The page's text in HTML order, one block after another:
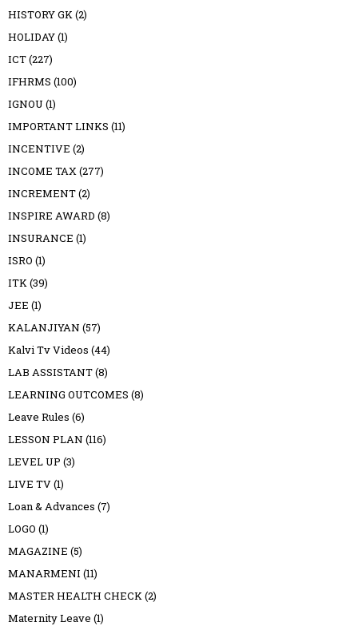
HISTORY GK(2)
HOLIDAY(1)
ICT(227)
IFHRMS (100)
IGNOU (1)
IMPORTANT LINKS (11)
INCENTIVE (2)
INCOME TAX(277)
INCREMENT(2)
INSPIRE AWARD (8)
INSURANCE (1)
ISRO (1)
ITK(39)
JEE (1)
KALANJIYAN (57)
Kalvi Tv Videos (44)
LAB ASSISTANT(8)
LEARNING OUTCOMES (8)
Leave Rules (6)
LESSON PLAN (116)
LEVEL UP (3)
LIVE TV(1)
Loan & Advances (7)
LOGO (1)
MAGAZINE (5)
MANARMENI (11)
MASTER HEALTH CHECK(2)
Maternity Leave (1)